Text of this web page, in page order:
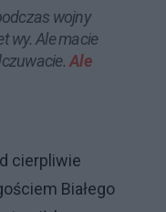
wojny
wy. Ale macie
Ale
cierpliwie
Białego